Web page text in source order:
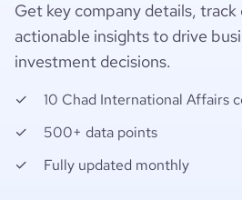
Get key company details, track
actionable insights to drive
investment decisions.
10 Chad International Affairs
500+ data points
Fully updated monthly